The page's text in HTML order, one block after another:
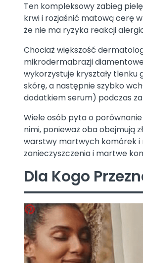
Ten kompleksowy zabieg
krwi i rozjaśnić matową cerę
że nie ma ryzyka reakcji
Chociaż większość
mikrodermabrazji
wykorzystuje kryształy tlenku
skórę, a następnie szybko
dodatkiem serum) podczas
Wiele osób pyta o
nimi, ponieważ oba obejmują
warstwy martwych komórek i
zanieczyszczenia i martwe
Dla Kogo